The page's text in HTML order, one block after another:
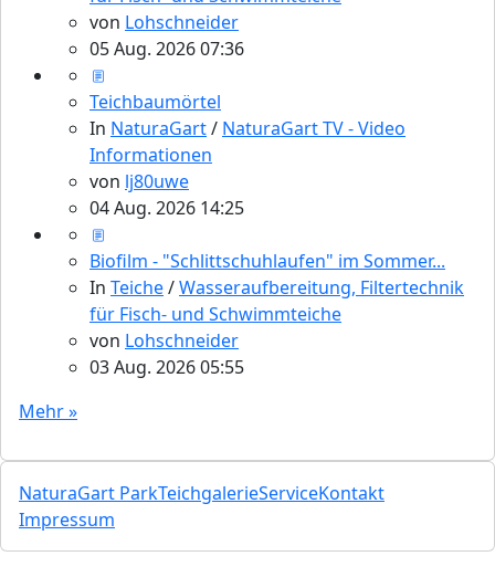
von Lohschneider
05 Aug. 2026 07:36
Teichbaumörtel
In NaturaGart/ NaturaGart TV - Video
Informationen
von lj80uwe
04 Aug. 2026 14:25
Biofilm - "Schlittschuhlaufen" im Sommer...
In Teiche/Wasseraufbereitung, Filtertechnik
für Fisch- und Schwimmteiche
von Lohschneider
03 Aug. 2026 05:55
Mehr »
NaturaGart ParkTeichgalerieServiceKontakt
Impressum